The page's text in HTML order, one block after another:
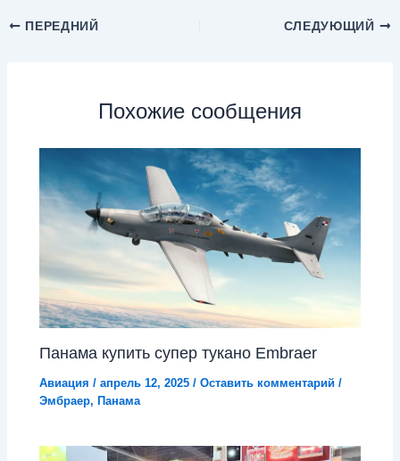
ПЕРЕДНИЙ СЛЕДУЮЩИЙ
Похожие сообщения
Панама купить супер тукано Embraer
Авиация /апрель 12, 2025/Оставить комментарий /
Эмбраер, Панама